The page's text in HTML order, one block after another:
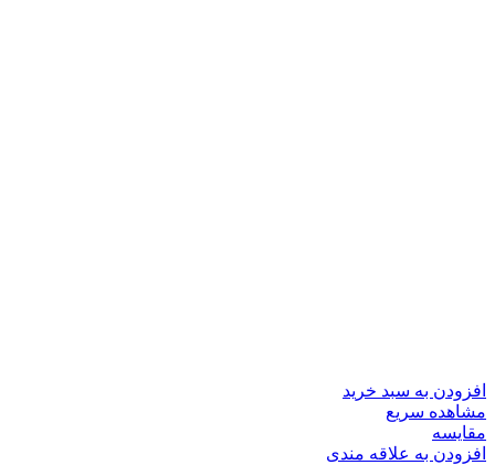
افزودن به سبد خرید
مشاهده سریع
مقایسه
افزودن به علاقه مندی